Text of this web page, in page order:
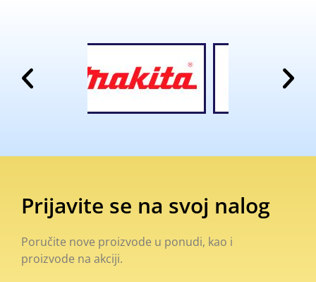
Prijavite se na svoj nalog
Poručite nove proizvode u ponudi, kao i
proizvode na akciji.